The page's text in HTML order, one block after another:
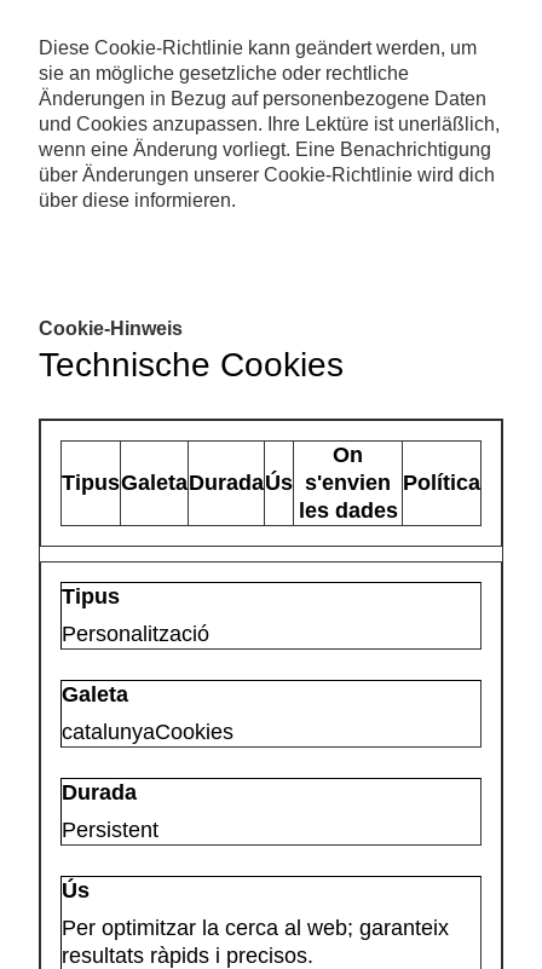
Diese Cookie-Richtlinie kann geändert werden, um
sie an mögliche gesetzliche oder rechtliche
Änderungen in Bezug auf personenbezogene Daten
und Cookies anzupassen. Ihre Lektüre ist unerläßlich,
wenn eine Änderung vorliegt. Eine Benachrichtigung
über Änderungen unserer Cookie-Richtlinie wird dich
über diese informieren.
Cookie-Hinweis
Technische Cookies
TipusGaletaDuradaÚs
On
s'envien
les dades
Política
Personalització
catalunyaCookies
Persistent
Per optimitzar la cerca al web; garanteix
resultats ràpids i precisos.